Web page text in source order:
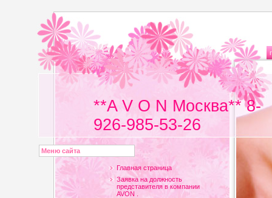
**A V O N Москва** 8-
926-985-53-26
Меню сайта
Главная страница
Заявка на должность
представителя в компании
AVON .